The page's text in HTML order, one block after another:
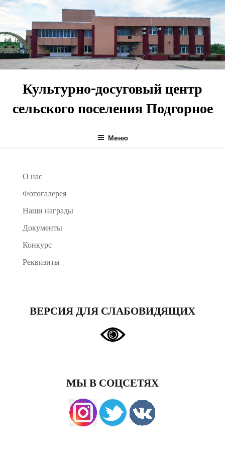
Перейти
содержимому
Культурно-досуговый центр
сельского поселения Подгорное
Меню
О нас
Фотогалерея
Наши награды
Документы
Конкурс
Реквизиты
ВЕРСИЯ ДЛЯ СЛАБОВИДЯЩИХ
МЫ В СОЦСЕТЯХ